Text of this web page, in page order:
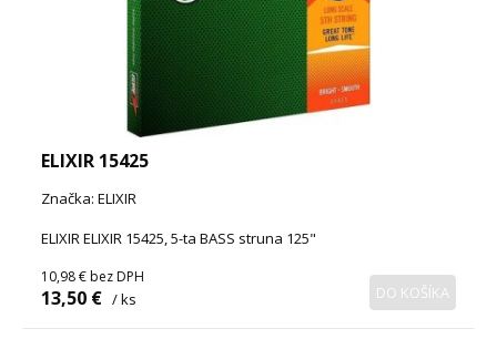
ELIXIR 15425
Značka: ELIXIR
ELIXIR ELIXIR 15425, 5-ta BASS struna 125"
10,98 € bez DPH
13,50 € / ks DO KOŠÍKA